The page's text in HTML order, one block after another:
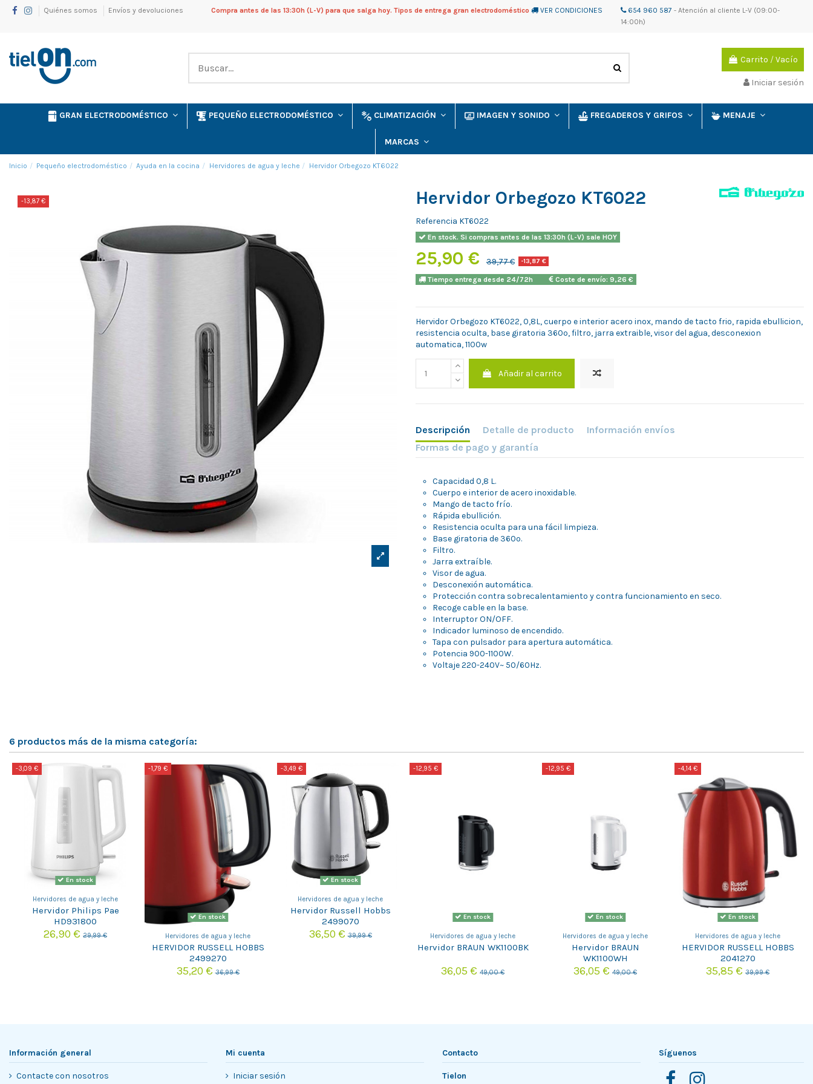
Quiénes somos Envíos y devoluciones Compra antes de las 13:30h (L-V) para que salga hoy. Tipos de entrega gran electrodoméstico VER CONDICIONES 654 960 587 - Atención al cliente L-V (09:00-
14:00h)
Carrito /Vacío
Iniciar sesión
GRAN ELECTRODOMÉSTICO PEQUEÑO ELECTRODOMÉSTICO CLIMATIZACIÓN IMAGEN Y SONIDO FREGADEROS Y GRIFOS MENAJE
MARCAS
Inicio Pequeño electrodoméstico Ayuda en la cocina Hervidores de agua y leche Hervidor Orbegozo KT6022
-13,87 € Hervidor Orbegozo KT6022
Referencia KT6022
En stock. Si compras antes de las 13:30h (L-V) sale HOY
25,90 € 39,77 € -13,87 €
Tiempo entrega desde 24/72h Coste de envío: 9,26 €
Hervidor Orbegozo KT6022, 0,8L, cuerpo e interior acero inox, mando de tacto frio, rapida ebullicion,
resistencia oculta, base giratoria 360º, filtro, jarra extraible, visor del agua, desconexion
automatica, 1100w
Añadir al carrito
Descripción Detalle de producto
Información envíos
Formas de pago y garantía
Capacidad 0,8 L.
Cuerpo e interior de acero inoxidable.
Mango de tacto frío.
Rápida ebullición.
Resistencia oculta para una fácil limpieza.
Base giratoria de 360º.
Filtro.
Jarra extraíble.
Visor de agua.
Desconexión automática.
Protección contra sobrecalentamiento y contra funcionamiento en seco.
Recoge cable en la base.
Interruptor ON/OFF.
Indicador luminoso de encendido.
Tapa con pulsador para apertura automática.
Potencia 900-1100W.
Voltaje 220-240V~ 50/60Hz.
6 productos más de la misma categoría:
-3,09 €
En stock
Hervidores de agua y leche
Hervidor Philips Pae
HD931800
26,90 € 29,99 €
-1,79 €
En stock
Hervidores de agua y leche
HERVIDOR RUSSELL HOBBS
2499270
35,20 €36,99 €
-3,49 €
En stock
Hervidores de agua y leche
Hervidor Russell Hobbs
2499070
36,50 €39,99 €
-12,95 €
En stock
Hervidores de agua y leche
Hervidor BRAUN WK1100BK
36,05 € 49,00 €
-12,95 €
En stock
Hervidores de agua y leche
Hervidor BRAUN
WK1100WH
36,05 € 49,00 €
-4,14 €
En stock
Hervidores de agua y leche
HERVIDOR RUSSELL HOBBS
2041270
35,85 € 39,99 €
Información general
Contacte con nosotros
Mi cuenta
Iniciar sesión
Contacto
Tielon
Síguenos